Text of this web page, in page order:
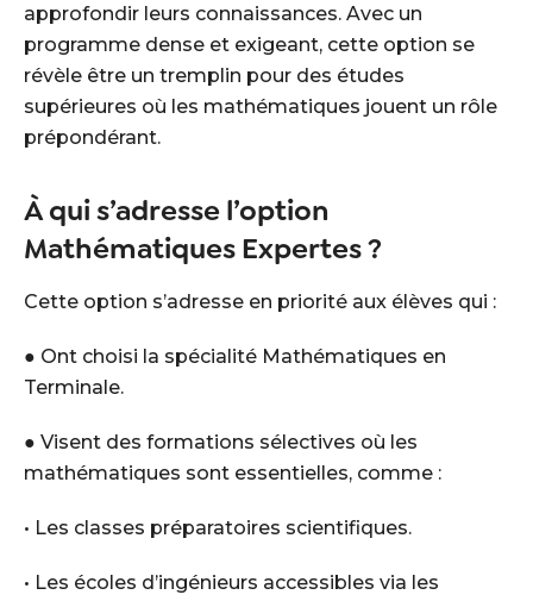
approfondir leurs connaissances. Avec un
programme dense et exigeant, cette option se
révèle être un tremplin pour des études
supérieures où les mathématiques jouent un rôle
prépondérant.
À qui s’adresse l’option
Mathématiques Expertes ?
Cette option s’adresse en priorité aux élèves qui :
● Ont choisi la spécialité Mathématiques en
Terminale.
● Visent des formations sélectives où les
mathématiques sont essentielles, comme :
• Les classes préparatoires scientifiques.
• Les écoles d’ingénieurs accessibles via les